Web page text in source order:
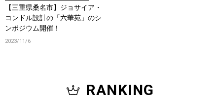
【三重県桑名市】ジョサイア・
コンドル設計の「六華苑」のシ
ンポジウム開催！
2023/11/6
RANKING